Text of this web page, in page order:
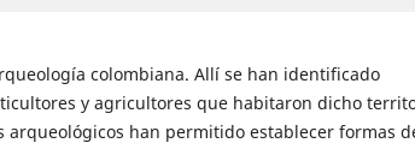
colombiana. Allí se han identificado
y agricultores que habitaron dicho
arqueológicos han permitido establecer formas